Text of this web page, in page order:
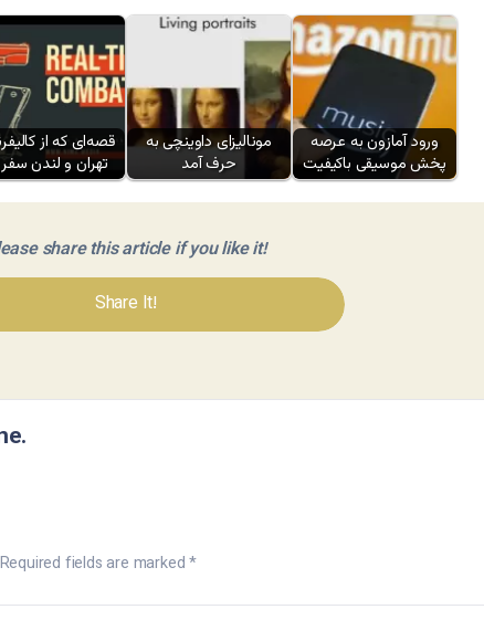
قصه‌ای که از
تهران و لندن
مونالیزای داوینچی به
حرف آمد
ورود آمازون به عرصه
پخش موسیقی باکیفیت
share this article if you like it!
Share It!
Required fields are marked*